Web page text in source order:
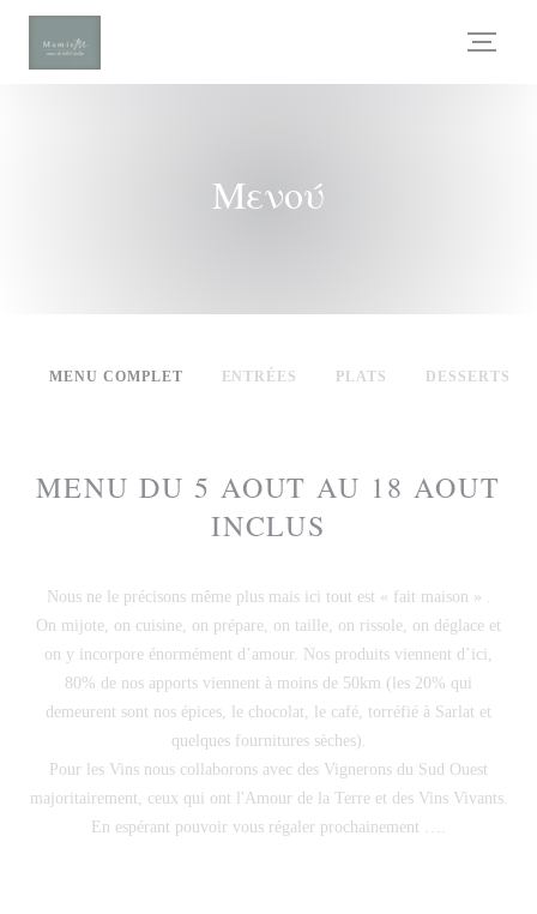
Πίνακας διαχείρισης "Μπισκότων" (Cookies)
Μενού
MENU COMPLET ENTRÉES PLATS DESSERTS
MENU DU 5 AOUT AU 18 AOUT
INCLUS
Nous ne le précisons même plus mais ici tout est « fait maison » .
On mijote, on cuisine, on prépare, on taille, on rissole, on déglace et
on y incorpore énormément d’amour. Nos produits viennent d’ici,
80% de nos apports viennent à moins de 50km (les 20% qui
demeurent sont nos épices, le chocolat, le café, torréfié à Sarlat et
quelques fournitures sèches).
Pour les Vins nous collaborons avec des Vignerons du Sud Ouest
majoritairement, ceux qui ont l'Amour de la Terre et des Vins Vivants.
En espérant pouvoir vous régaler prochainement ….